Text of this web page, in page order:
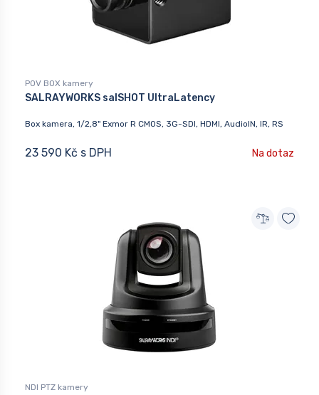
POV BOX kamery
SALRAYWORKS salSHOT UltraLatency
Box kamera, 1/2,8" Exmor R CMOS, 3G-SDI, HDMI, AudioIN, IR, RS
23 590 Kč s DPH Na dotaz
NDI PTZ kamery